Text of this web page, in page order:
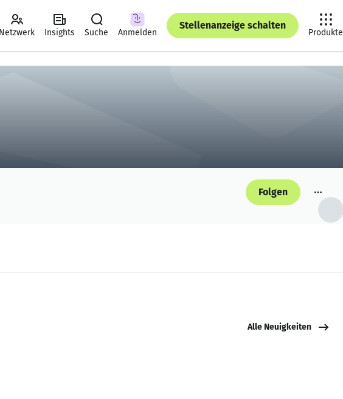
Netzwerk Insights Suche Anmelden
Stellenanzeige schalten
Produkte
Folgen
Alle Neuigkeiten